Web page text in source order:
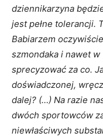
dziennikarzyna
jest pełne tolerancji.
Babiarzem
szmondaka i nawet
sprecyzować za co.
doświadczonej,
dalej? (…) Na razie
dwóch sportowców
niewłaściwych